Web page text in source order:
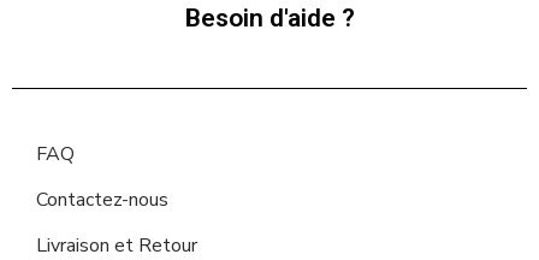
Besoin d'aide ?
FAQ
Contactez-nous
Livraison et Retour